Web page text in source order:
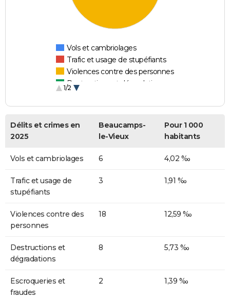
Vols et cambriolages
Trafic et usage de stupéfiants
Violences contre des personnes
Destructions et dégradations
1/2
Délits et crimes en
2025
Beaucamps-
le-Vieux
Pour 1 000
habitants
Vols et cambriolages 6 4,02 ‰
Trafic et usage de
stupéfiants
3 1,91 ‰
Violences contre des
personnes
18 12,59 ‰
Destructions et
dégradations
8 5,73 ‰
Escroqueries et
fraudes
2 1,39 ‰